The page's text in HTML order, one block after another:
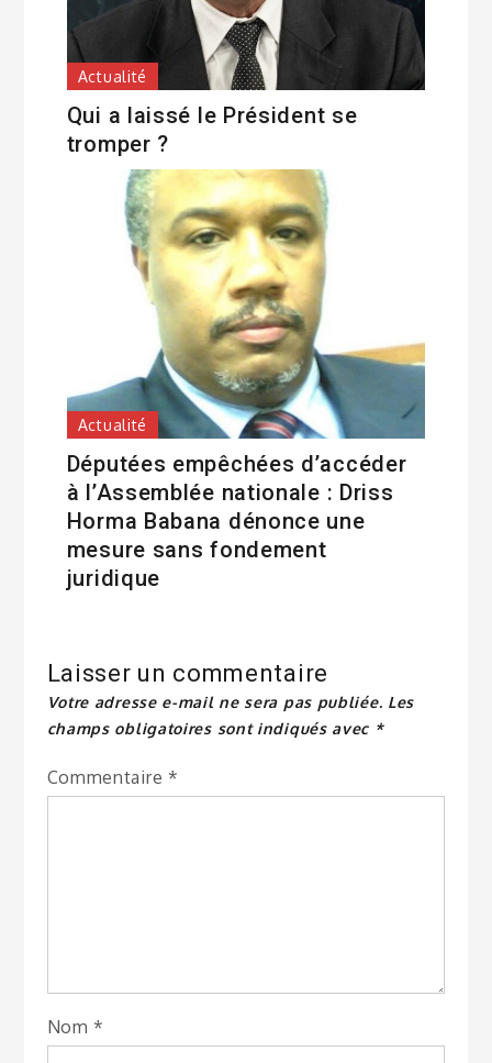
Actualité
Qui a laissé le Président se
tromper ?
Actualité
Députées empêchées d’accéder
à l’Assemblée nationale : Driss
Horma Babana dénonce une
mesure sans fondement
juridique
Laisser un commentaire
Votre adresse e-mail ne sera pas publiée. Les
champs obligatoires sont indiqués avec *
Commentaire *
Nom *